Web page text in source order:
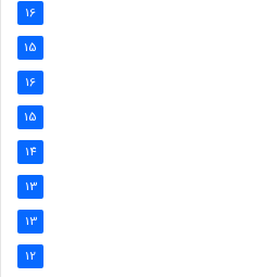
16
15
16
15
14
13
13
12